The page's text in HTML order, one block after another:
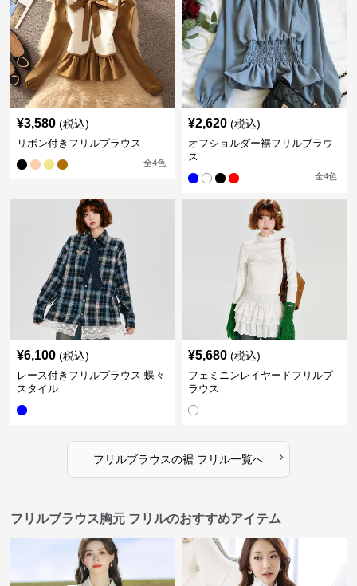
¥3,580 (税込)
リボン付きフリルブラウス
全4色
¥2,620 (税込)
オフショルダー裾フリルブラウ
ス
全4色
¥6,100 (税込)
レース付きフリルブラウス 蝶々
スタイル
¥5,680 (税込)
フェミニンレイヤードフリルブ
ラウス
フリルブラウスの裾 フリル一覧へ ›
フリルブラウス胸元 フリルのおすすめアイテム